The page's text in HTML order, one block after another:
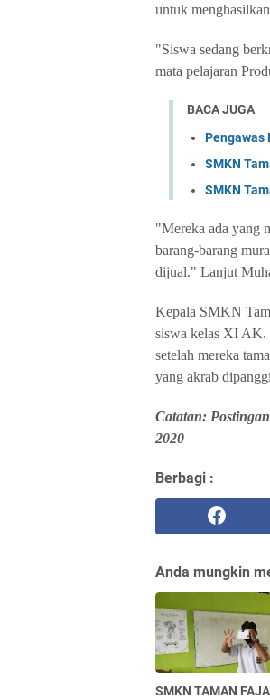
untuk
"Siswa sedang
mata pelajaran
BACA JUGA
Pengawas
SMKN
SMKN
"Mereka ada yang
barang-barang
dijual." Lanjut
Kepala SMKN
siswa kelas XI AK.
setelah mereka
yang akrab
Catatan:
2020
Berbagi :
Anda mungkin
SMKN TAMAN